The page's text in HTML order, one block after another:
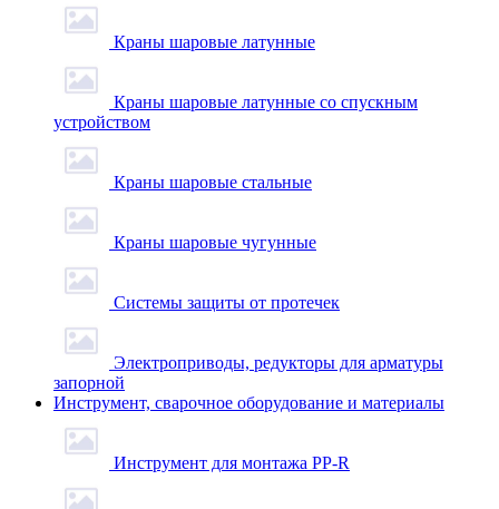
Краны шаровые латунные
Краны шаровые латунные со спускным
устройством
Краны шаровые стальные
Краны шаровые чугунные
Системы защиты от протечек
Электроприводы, редукторы для арматуры
запорной
Инструмент, сварочное оборудование и материалы
Инструмент для монтажа PP-R